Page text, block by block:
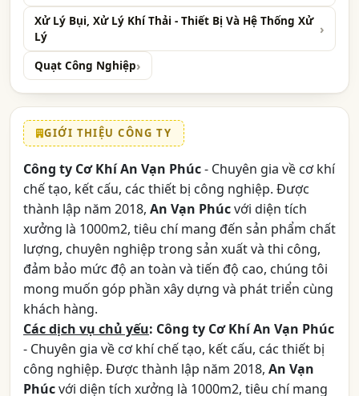
Xử Lý Bụi, Xử Lý Khí Thải - Thiết Bị Và Hệ Thống Xử
Lý
Quạt Công Nghiệp
GIỚI THIỆU CÔNG TY
Công ty Cơ Khí An Vạn Phúc- Chuyên gia về cơ khí
chế tạo, kết cấu, các thiết bị công nghiệp. Được
thành lập năm 2018, An Vạn Phúcvới diện tích
xưởng là 1000m2, tiêu chí mang đến sản phẩm chất
lượng, chuyên nghiệp trong sản xuất và thi công,
đảm bảo mức độ an toàn và tiến độ cao, chúng tôi
mong muốn góp phần xây dựng và phát triển cùng
khách hàng.
Các dịch vụ chủ yếu: Công ty Cơ Khí An Vạn Phúc
- Chuyên gia về cơ khí chế tạo, kết cấu, các thiết bị
công nghiệp. Được thành lập năm 2018, An Vạn
Phúcvới diện tích xưởng là 1000m2, tiêu chí mang